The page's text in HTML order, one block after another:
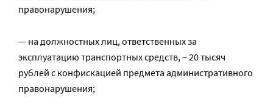
правонарушения;
— на должностных лиц, ответственных за
эксплуатацию транспортных средств, – 20 тысяч
рублей с конфискацией предмета административного
правонарушения;